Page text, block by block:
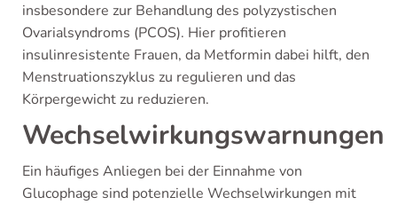
insbesondere zur Behandlung des polyzystischen
Ovarialsyndroms (PCOS). Hier profitieren
insulinresistente Frauen, da Metformin dabei hilft, den
Menstruationszyklus zu regulieren und das
Körpergewicht zu reduzieren.
Wechselwirkungswarnungen
Ein häufiges Anliegen bei der Einnahme von
Glucophage sind potenzielle Wechselwirkungen mit